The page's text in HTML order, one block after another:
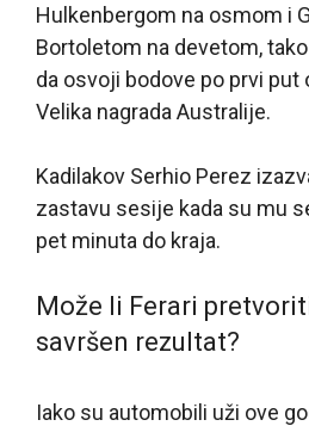
Hulkenbergom na osmom i
Bortoletom na devetom,
da osvoji bodove po prvi put
Velika nagrada Australije.
Kadilakov Serhio Perez
zastavu sesije kada su mu
pet minuta do kraja.
Može li Ferari
savršen rezultat?
Iako su automobili uži ove